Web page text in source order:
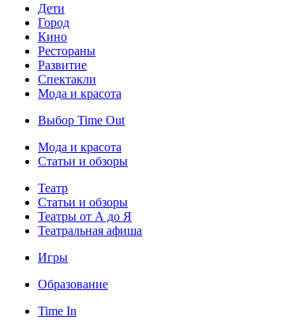
Дети
Город
Кино
Рестораны
Развитие
Спектакли
Мода и красота
Выбор Time Out
Мода и красота
Статьи и обзоры
Театр
Статьи и обзоры
Театры от А до Я
Театральная афиша
Игры
Образование
Time In